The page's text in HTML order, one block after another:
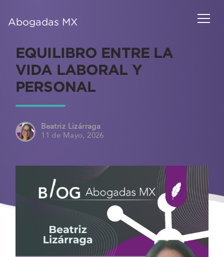
Abogadas MX
EQUILIBRO ENTRE LA
VIDA LABORAL Y
PERSONAL
Beatriz Lizárraga
11 de Mayo, 2026